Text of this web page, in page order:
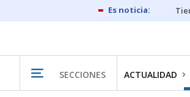
SECCIONES ACTUALIDAD